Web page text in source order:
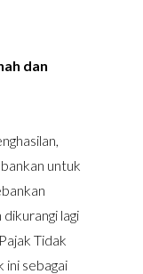
dan
untuk
lagi
Tidak
ini sebagai